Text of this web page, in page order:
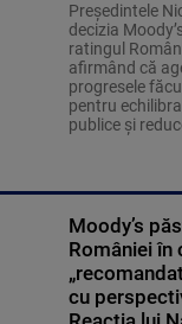
Președintele
decizia
ratingul
afirmând că
progresele
pentru
publice și
Moody’s
României în
cu